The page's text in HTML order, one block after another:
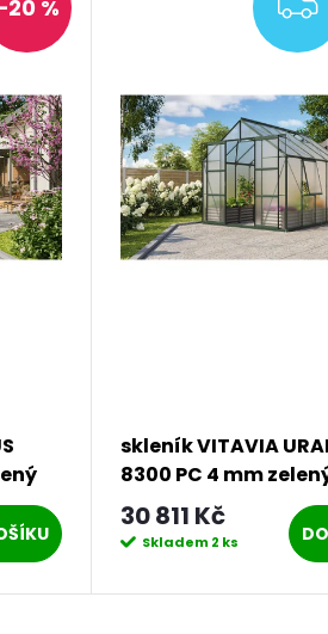
%
skleník VITAVIA
8300 PC 4 mm
30 811 Kč
Skladem2 ks